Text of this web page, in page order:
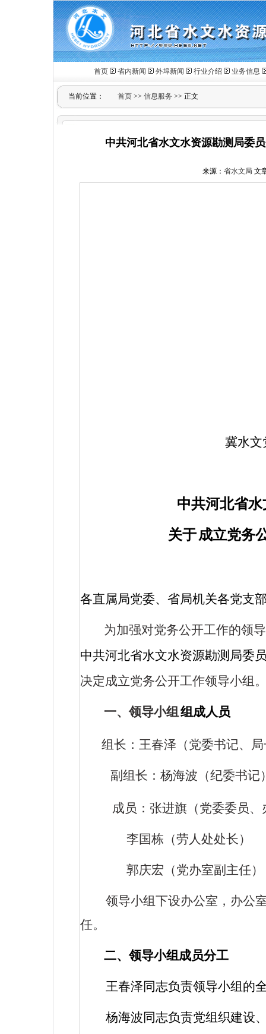
首页 省内新闻 外埠新闻 行业介绍 业务信息
当前位置： 首页 >> 信息服务 >> 正文
中共河北省水文水资源勘测局委
来源： 省水文局 文
冀水
中共河北省
关于成立党务
各直属局党委、省局机关各党支
为加强对党务公开工作的领
中共河北省水文水资源勘测局委
决定成立党务公开工作领导小组
一、领导小组组成人员
组长：王春泽（党委书记、
副组长：杨海波（纪委书记
成员：张进旗（党委委员、
李国栋（劳人处处长）
郭庆宏（党办室副主任）
领导小组下设办公室，办公
任。
二、领导小组成员分工
王春泽同志负责领导小组的
杨海波同志负责党组织建设